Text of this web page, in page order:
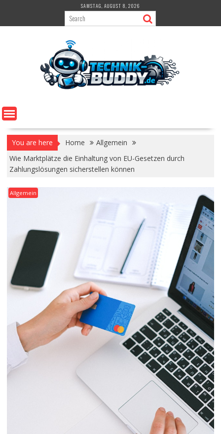
content
SAMSTAG, AUGUST 8, 2026
You are here Home
Allgemein
Wie Marktplätze die Einhaltung von EU-Gesetzen durch
Zahlungslösungen sicherstellen können
Allgemein